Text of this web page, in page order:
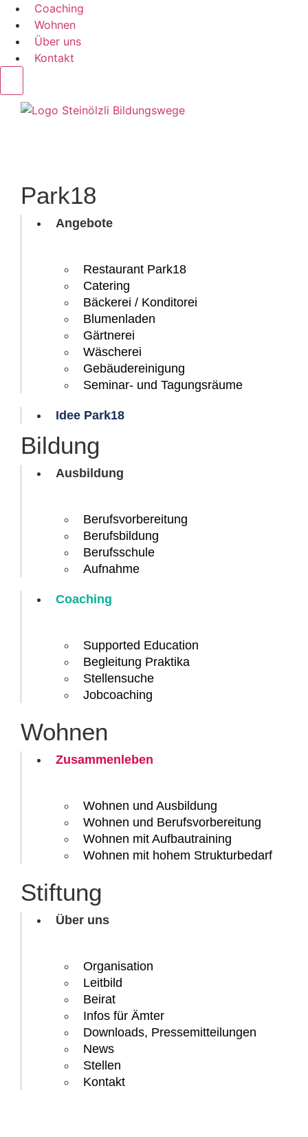
Coaching
Wohnen
Über uns
Kontakt
Park18
Angebote
Restaurant Park18
Catering
Bäckerei / Konditorei
Blumenladen
Gärtnerei
Wäscherei
Gebäudereinigung
Seminar- und Tagungsräume
Idee Park18
Bildung
Ausbildung
Berufs­vorbereitung
Berufsbildung
Berufsschule
Aufnahme
Coaching
Supported Education
Begleitung Praktika
Stellensuche
Jobcoaching
Wohnen
Zusammenleben
Wohnen und Ausbildung
Wohnen und Berufs­vorbereitung
Wohnen mit Aufbautraining
Wohnen mit hohem Strukturbedarf
Stiftung
Über uns
Organisation
Leitbild
Beirat
Infos für Ämter
Downloads, Presse­mitteilungen
News
Stellen
Kontakt